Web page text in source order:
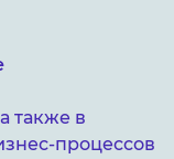
также в
процессов